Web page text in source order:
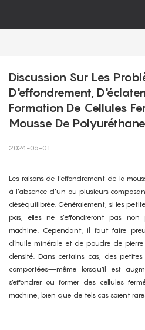
Discussion Sur Les
D'effondrement,
Formation De Cellules
Mousse De Polyuréthane
2024-06-01
Les raisons de l’effondrement de la
à l’absence d’un ou plusieurs
déséquilibrée. Généralement, si les
pas, elles ne s’effondreront pas
machine. Cependant, il faut faire
d'huile minérale et de poudre de
densité. Dans certains cas, des
comportées—même lorsqu'il est
s'effondrer ou former des cellules
machine, bien que de tels cas soient